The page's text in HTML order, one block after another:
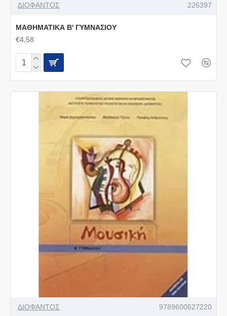
ΔΙΟΦΑΝΤΟΣ 226397
ΜΑΘΗΜΑΤΙΚΑ Β' ΓΥΜΝΑΣΙΟΥ
€4,58
ΔΙΟΦΑΝΤΟΣ 9789600627220